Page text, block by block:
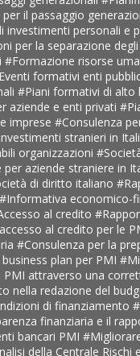
il passaggio
investimenti personali e
per la separazione
#Formazione risorse
formativi enti
#Piani formativi di alto
aziende e enti privati
imprese#Consulenza
stranieri in
organizzazioni
per aziende straniere in
di diritto italiano
#Informativa economico-
al credito
al credito per le
#Consulenza per la
plan per PMI
PMI attraverso una
nella redazione del
di finanziamento
finanziaria e il
bancari PMI
della Centrale Rischi